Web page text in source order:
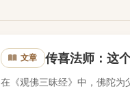
文章 传喜法师：这
在《观佛三昧经》中，佛陀为